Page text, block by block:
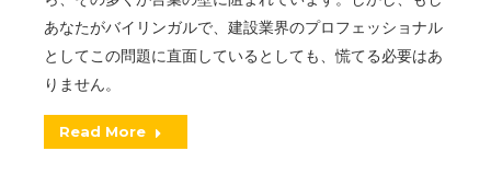
あなたがバイリンガルで、建設業界のプロフェッショナル
としてこの問題に直面しているとしても、慌てる必要はあ
りません。
Read More